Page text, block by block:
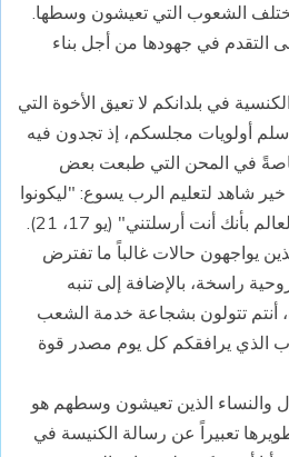
الشعوب التي تعيشون وسطها.
التقدم في جهودها من أجل بناء
في بلدانكم لا تعيق الأخوة التي
أولويات مجلسكم، إذ تجدون فيه
في المحن التي طبعت بعض
شاهد لتعليم الرب يسوع: "ليكونوا
واحداً هم أيضاً فينا، ليؤمن العالم بأنك أنت أرسلتني" (يو 17، 21).
يواجهون حالات غالباً ما تفترض
راسخة، بالإضافة إلى تنبه
أنتم تتولون بشجاعة خدمة الشعب
الذي يرافقكم كل يوم مصدر قوة
والنساء الذين تعيشون وسطهم هو
تعبيراً عن رسالة الكنيسة في